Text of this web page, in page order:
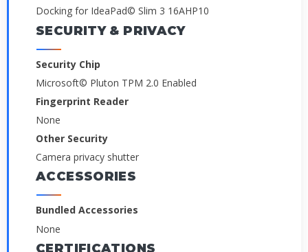
Docking for IdeaPad© Slim 3 16AHP10
SECURITY & PRIVACY
Security Chip
Microsoft© Pluton TPM 2.0 Enabled
Fingerprint Reader
None
Other Security
Camera privacy shutter
ACCESSORIES
Bundled Accessories
None
CERTIFICATIONS